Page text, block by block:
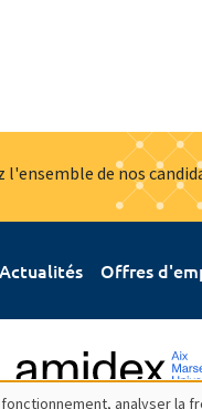
l'ensemble de nos
Actualités Offres
analyser